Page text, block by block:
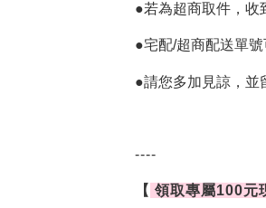
●若為超商取件，收
●宅配/超商配送單號
●請您多加見諒，並
----
【 領取專屬100元